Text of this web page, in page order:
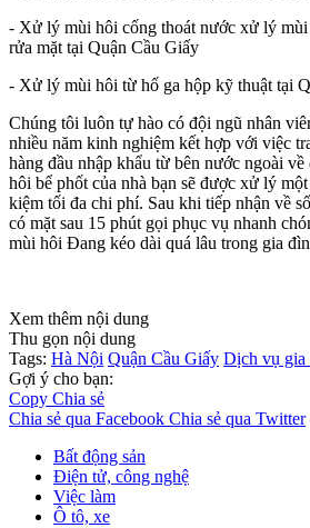
- Xử lý mùi hôi cống thoát nước xử lý mùi
rửa mặt tại Quận Cầu Giấy
- Xử lý mùi hôi từ hố ga hộp kỹ thuật tại
Chúng tôi luôn tự hào có đội ngũ nhân
nhiều năm kinh nghiệm kết hợp với việc
hàng đầu nhập khẩu từ bên nước ngoài
hôi bể phốt của nhà bạn sẽ được xử lý
kiệm tối đa chi phí. Sau khi tiếp nhận về
có mặt sau 15 phút gọi phục vụ nhanh
mùi hôi Đang kéo dài quá lâu trong gia
Xem thêm nội dung
Thu gọn nội dung
Tags: Hà Nội Quận Cầu Giấy Dịch vụ gia
Gợi ý cho bạn:
Copy Chia sẻ
Chia sẻ qua Facebook Chia sẻ qua Twitter
Bất động sản
Điện tử, công nghệ
Việc làm
Ô tô, xe